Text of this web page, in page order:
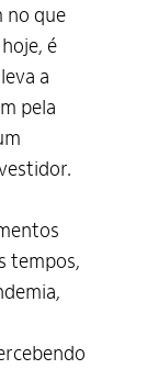
no que
é
a
pela
tempos,